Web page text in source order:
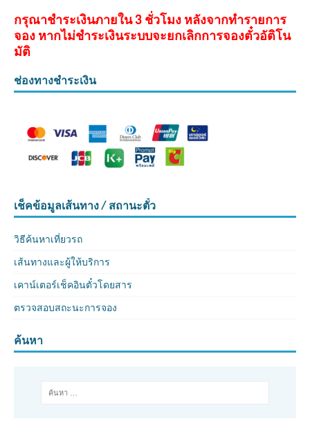
กรุณาชำระเงินภายใน 3 ชั่วโมง หลังจากทำรายการ
จอง หากไม่ชำระเงินระบบจะยกเลิกการจองตั๋วอัติโน
มัติ
ช่องทางชำระเงิน
เช็คข้อมูลเส้นทาง / สถานะตั๋ว
วิธีค้นหาเที่ยวรถ
เส้นทางและผู้ให้บริการ
เคาน์เตอร์เช็คอินตั๋วโดยสาร
ตรวจสอบสถะนะการจอง
ค้นหา